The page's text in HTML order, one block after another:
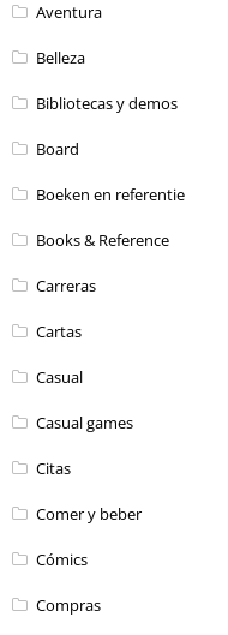
Aventura
Belleza
Bibliotecas y demos
Board
Boeken en referentie
Books & Reference
Carreras
Cartas
Casual
Casual games
Citas
Comer y beber
Cómics
Compras